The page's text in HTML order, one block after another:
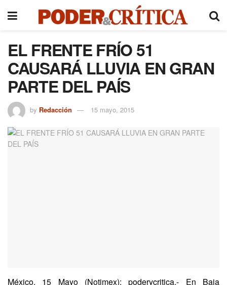
EL FRENTE FRÍO 51
CAUSARÁ LLUVIA EN GRAN
PARTE DEL PAÍS
by Redacción 15 mayo, 2015
México, 15 Mayo (Notimex); poderycritica.- En Baja